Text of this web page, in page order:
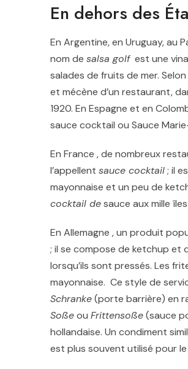
En dehors des
En Argentine, en Uruguay, au
nom de salsa golfest une
salades de fruits de mer.
et mécène d’un restaurant,
1920. En Espagne et en
sauce cocktail ou Sauce
En France , de nombreux
l’appellent sauce cocktail; il
mayonnaise et un peu de
cocktail desauce aux mille
En Allemagne , un produit
; il se compose de ketchup et
lorsqu’ils sont pressés. Les
mayonnaise. Ce style de
Schranke(porte barrière) en
Soßeou Frittensoße(sauce
hollandaise. Un condiment
est plus souvent utilisé pour